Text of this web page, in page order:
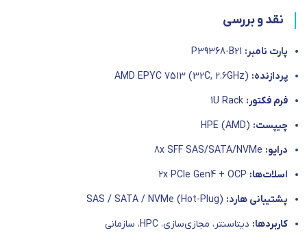
نقد و بررسی
پارت نامبر:
پردازنده:
فرم فکتور:
چیپست:
درایو:
اسلات‌ها:
پشتیبانی هارد:
کاربردها: دیتاسنتر، مجازی‌سازی، HPC، سازمانی